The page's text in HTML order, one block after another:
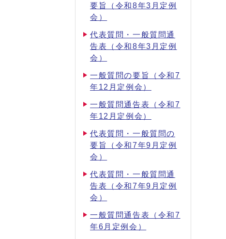
要旨（令和8年3月定例
会）
代表質問・一般質問通
告表（令和8年3月定例
会）
一般質問の要旨（令和7
年12月定例会）
一般質問通告表（令和7
年12月定例会）
代表質問・一般質問の
要旨（令和7年9月定例
会）
代表質問・一般質問通
告表（令和7年9月定例
会）
一般質問通告表（令和7
年6月定例会）